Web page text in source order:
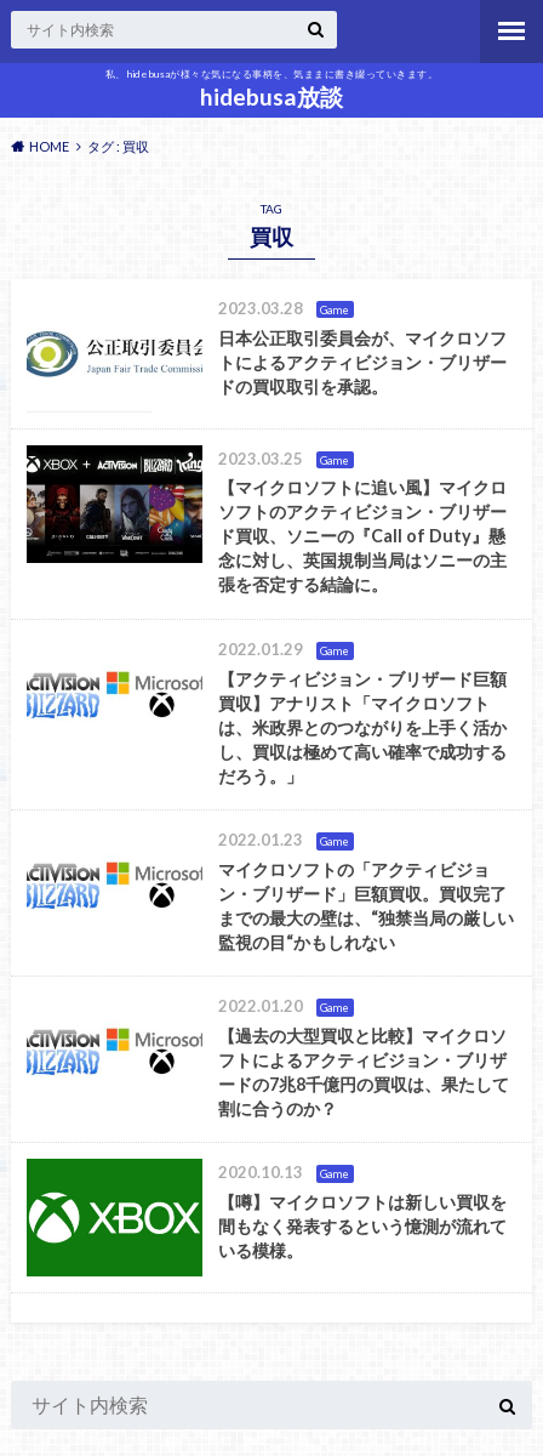
私、hidebusaが様々な気になる事柄を、気ままに書き綴っていきます。
hidebusa放談
HOME タグ : 買収
TAG
買収
2023.03.28 Game
日本公正取引委員会が、マイクロソフ
トによるアクティビジョン・ブリザー
ドの買収取引を承認。
2023.03.25 Game
【マイクロソフトに追い風】マイクロ
ソフトのアクティビジョン・ブリザー
ド買収、ソニーの『Call of Duty』懸
念に対し、英国規制当局はソニーの主
張を否定する結論に。
2022.01.29 Game
【アクティビジョン・ブリザード巨額
買収】アナリスト「マイクロソフト
は、米政界とのつながりを上手く活か
し、買収は極めて高い確率で成功する
だろう。」
2022.01.23 Game
マイクロソフトの「アクティビジョ
ン・ブリザード」巨額買収。買収完了
までの最大の壁は、“独禁当局の厳しい
監視の目“かもしれない
2022.01.20 Game
【過去の大型買収と比較】マイクロソ
フトによるアクティビジョン・ブリザ
ードの7兆8千億円の買収は、果たして
割に合うのか？
2020.10.13 Game
【噂】マイクロソフトは新しい買収を
間もなく発表するという憶測が流れて
いる模様。